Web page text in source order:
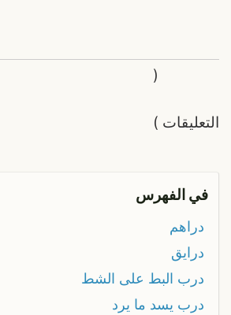
التعليقات
(
)
في الفهرس
دراهم
درايق
درب البط على الشط
درب يسد ما يرد